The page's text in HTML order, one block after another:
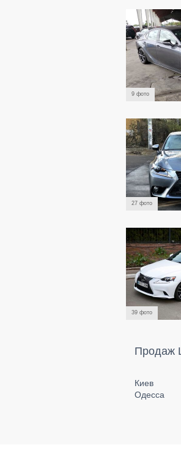
9 фото
27 фото
39 фото
Продаж
Киев
Одесса